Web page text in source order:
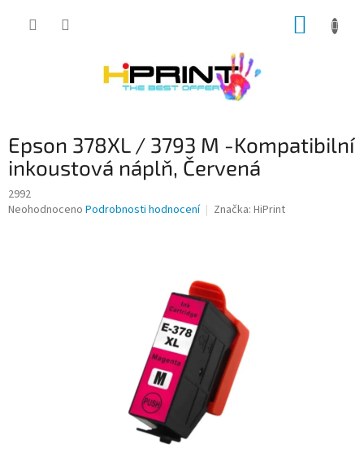
Epson 378XL / 3793 M -Kompatibilní
inkoustová náplň, Červená
2992
Průměrné
Neohodnoceno Podrobnosti hodnocení Značka: HiPrint